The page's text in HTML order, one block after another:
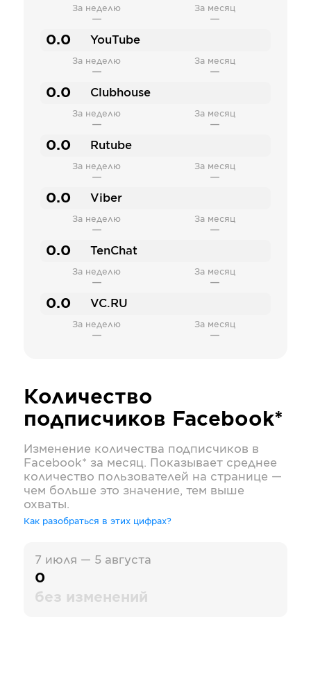
За неделю
—
За месяц
—
0.0 YouTube
За неделю
—
За месяц
—
0.0 Clubhouse
За неделю
—
За месяц
—
0.0 Rutube
За неделю
—
За месяц
—
0.0 Viber
За неделю
—
За месяц
—
0.0 TenChat
За неделю
—
За месяц
—
0.0 VC.RU
За неделю
—
За месяц
—
Количество
подписчиков Facebook*
Изменение количества подписчиков в
Facebook* за месяц. Показывает среднее
количество пользователей на странице —
чем больше это значение, тем выше
охваты.
Как разобраться в этих цифрах?
7 июля — 5 августа
0
без изменений